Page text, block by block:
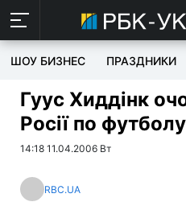
ШОУ БИЗНЕС ПРАЗДНИКИ
Гуус Хиддінк
Росії по футболу
14:18 11.04.2006 Вт
RBC.UA